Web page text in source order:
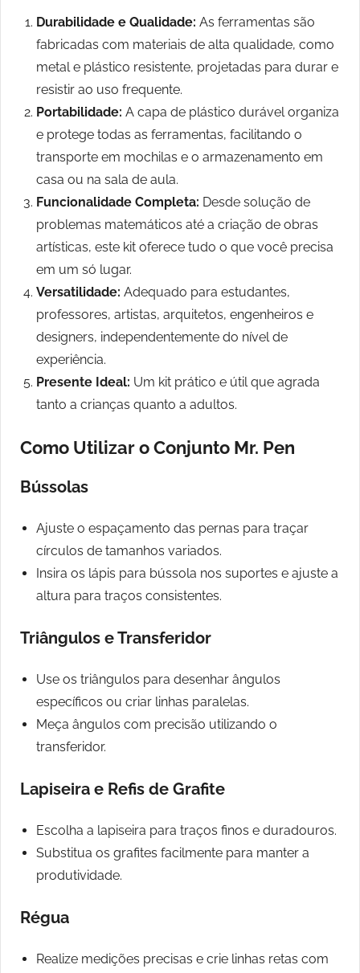
Durabilidade e Qualidade: As ferramentas são
fabricadas com materiais de alta qualidade, como
metal e plástico resistente, projetadas para durar e
resistir ao uso frequente.
Portabilidade: A capa de plástico durável organiza
e protege todas as ferramentas, facilitando o
transporte em mochilas e o armazenamento em
casa ou na sala de aula.
Funcionalidade Completa: Desde solução de
problemas matemáticos até a criação de obras
artísticas, este kit oferece tudo o que você precisa
em um só lugar.
Versatilidade: Adequado para estudantes,
professores, artistas, arquitetos, engenheiros e
designers, independentemente do nível de
experiência.
Presente Ideal: Um kit prático e útil que agrada
tanto a crianças quanto a adultos.
Como Utilizar o Conjunto Mr. Pen
Bússolas
Ajuste o espaçamento das pernas para traçar
círculos de tamanhos variados.
Insira os lápis para bússola nos suportes e ajuste a
altura para traços consistentes.
Triângulos e Transferidor
Use os triângulos para desenhar ângulos
específicos ou criar linhas paralelas.
Meça ângulos com precisão utilizando o
transferidor.
Lapiseira e Refis de Grafite
Escolha a lapiseira para traços finos e duradouros.
Substitua os grafites facilmente para manter a
produtividade.
Régua
Realize medições precisas e crie linhas retas com